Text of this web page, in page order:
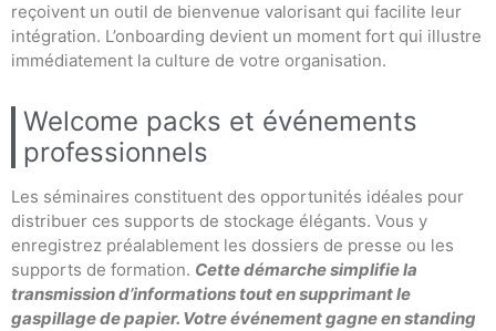
reçoivent un outil de bienvenue valorisant qui facilite leur
intégration. L’onboarding devient un moment fort qui illustre
immédiatement la culture de votre organisation.
Welcome packs et événements
professionnels
Les séminaires constituent des opportunités idéales pour
distribuer ces supports de stockage élégants. Vous y
enregistrez préalablement les dossiers de presse ou les
supports de formation. Cette démarche simplifie la
transmission d’informations tout en supprimant le
gaspillage de papier. Votre événement gagne en standing